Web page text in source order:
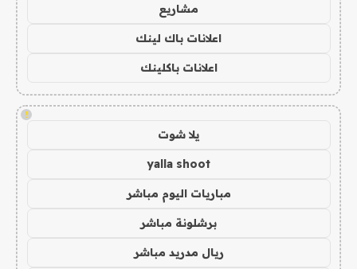
مشاريع
اعلانات باك لينك
اعلانات باكلينك
!
يلا شوت
yalla shoot
مباريات اليوم مباشر
برشلونة مباشر
ريال مدريد مباشر